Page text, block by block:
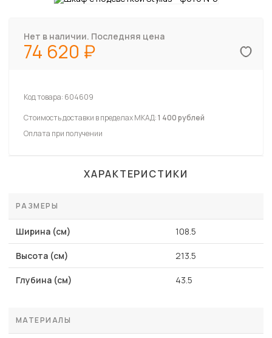
Нет в наличии. Последняя цена
74 620
Код товара: 604609
Стоимость доставки в пределах МКАД:1 400 рублей
Оплата при получении
ХАРАКТЕРИСТИКИ
РАЗМЕРЫ
Ширина (см) 108.5
Высота (см) 213.5
Глубина (см) 43.5
МАТЕРИАЛЫ